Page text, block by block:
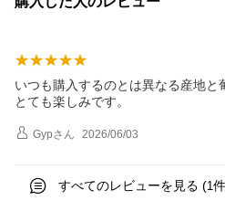
いつも購入するのとは異なる産地と
とても楽しみです。
Gypさん 2026/06/03
すべてのレビューを見る (1